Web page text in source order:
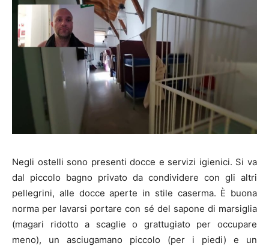
Negli ostelli sono presenti docce e servizi igienici. Si va
dal piccolo bagno privato da condividere con gli altri
pellegrini, alle docce aperte in stile caserma. È buona
norma per lavarsi portare con sé del sapone di marsiglia
(magari ridotto a scaglie o grattugiato per occupare
meno), un asciugamano piccolo (per i piedi) e un